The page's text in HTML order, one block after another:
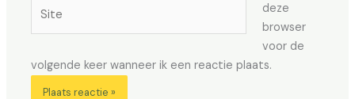
deze
browser
voor de
volgende keer wanneer ik een reactie plaats.